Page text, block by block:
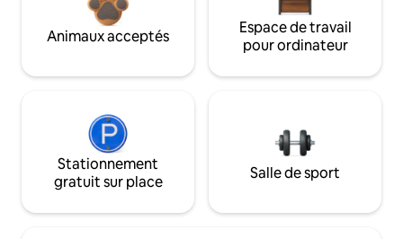
Animaux acceptés
Espace de travail
pour ordinateur
Stationnement
gratuit sur place
Salle de sport